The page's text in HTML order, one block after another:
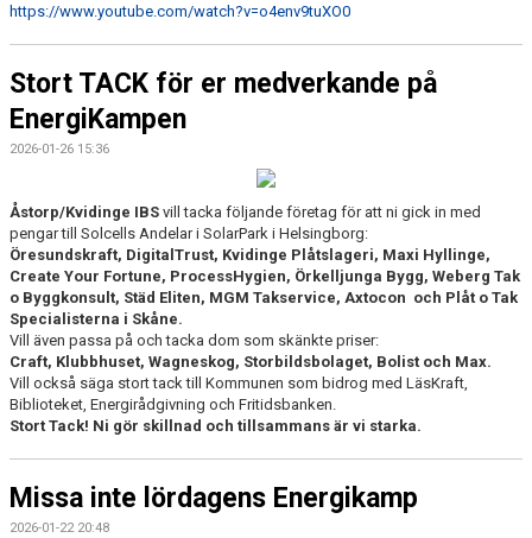
https://www.youtube.com/watch?v=o4env9tuXO0
Stort TACK för er medverkande på
EnergiKampen
2026-01-26 15:36
Åstorp/Kvidinge IBS vill tacka följande företag för att ni gick in med
pengar till Solcells Andelar i SolarPark i Helsingborg:
Öresundskraft, DigitalTrust, Kvidinge Plåtslageri, Maxi Hyllinge,
Create Your Fortune, ProcessHygien, Örkelljunga Bygg, Weberg Tak
o Byggkonsult, Städ Eliten, MGM Takservice, Axtocon och Plåt o Tak
Specialisterna i Skåne.
Vill även passa på och tacka dom som skänkte priser:
Craft, Klubbhuset, Wagneskog, Storbildsbolaget, Bolist och Max.
Vill också säga stort tack till Kommunen som bidrog med LäsKraft,
Biblioteket, Energirådgivning och Fritidsbanken.
Stort Tack! Ni gör skillnad och tillsammans är vi starka.
Missa inte lördagens Energikamp
2026-01-22 20:48